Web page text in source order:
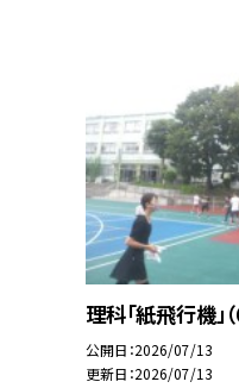
理科「紙飛行機」
公開日 2026/07/13
更新日 2026/07/13